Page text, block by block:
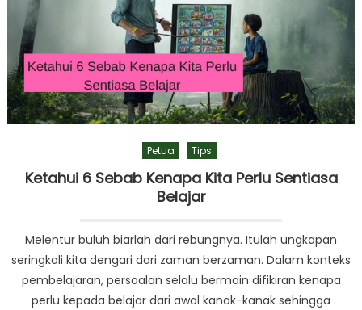
Petua Tips
Ketahui 6 Sebab Kenapa Kita Perlu Sentiasa
Belajar
Melentur buluh biarlah dari rebungnya. Itulah ungkapan
seringkali kita dengari dari zaman berzaman. Dalam konteks
pembelajaran, persoalan selalu bermain difikiran kenapa
perlu kepada belajar dari awal kanak-kanak sehingga